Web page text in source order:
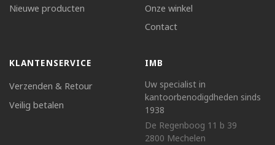
Nieuwe producten
Onze winkel
Contact
KLANTENSERVICE
Verzenden & Retour
Veilig betalen
IMB
Uw specialist in
kantoorbenodigdheden sinds
1938
De Regenboog 11 b 39
2800 Mechelen